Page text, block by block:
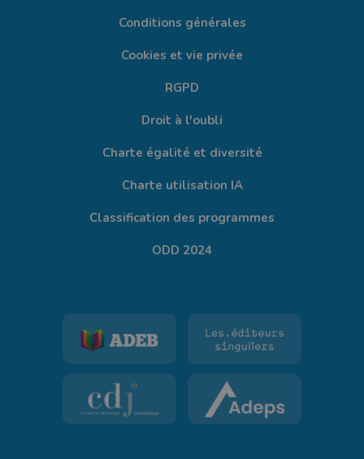
Conditions générales
Cookies et vie privée
RGPD
Droit à l'oubli
Charte égalité et diversité
Charte utilisation IA
Classification des programmes
ODD 2024